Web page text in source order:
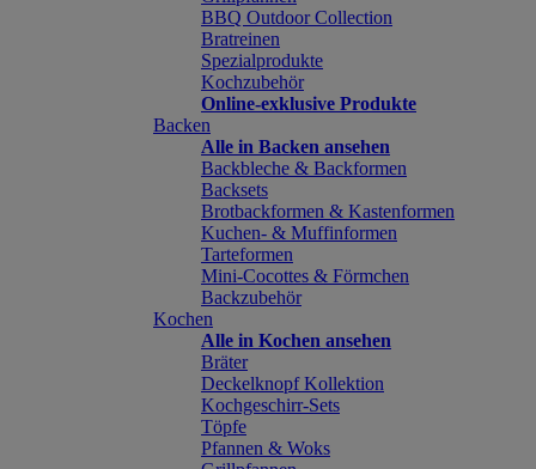
BBQ Outdoor Collection
Bratreinen
Spezialprodukte
Kochzubehör
Online-exklusive Produkte
Backen
Alle in Backen ansehen
Backbleche & Backformen
Backsets
Brotbackformen & Kastenformen
Kuchen- & Muffinformen
Tarteformen
Mini-Cocottes & Förmchen
Backzubehör
Kochen
Alle in Kochen ansehen
Bräter
Deckelknopf Kollektion
Kochgeschirr-Sets
Töpfe
Pfannen & Woks